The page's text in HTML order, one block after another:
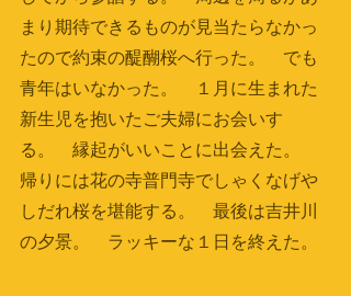
まり期待できるものが見当たらなかっ
たので約束の醍醐桜へ行った。　でも
青年はいなかった。　１月に生まれた
新生児を抱いたご夫婦にお会いす
る。　縁起がいいことに出会えた。
帰りには花の寺普門寺でしゃくなげや
しだれ桜を堪能する。　最後は吉井川
の夕景。　ラッキーな１日を終えた。